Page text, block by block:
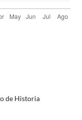
de Historia